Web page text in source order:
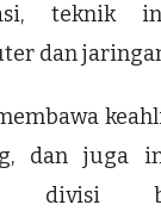
teknik
dan
dan juga
divisi